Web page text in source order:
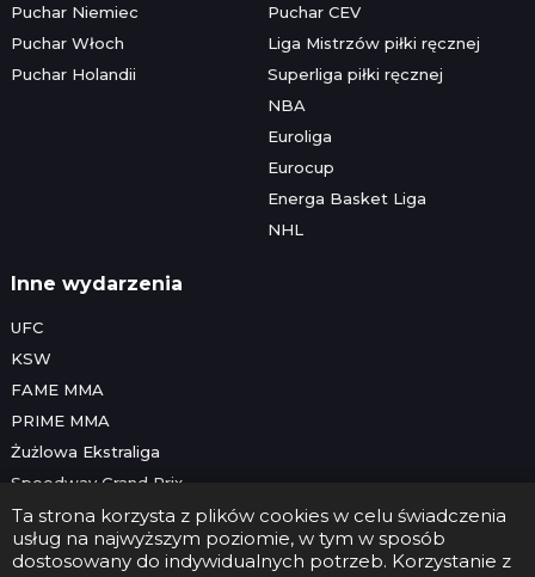
Ta strona korzysta z plików cookies w celu świadczenia
usług na najwyższym poziomie, w tym w sposób
dostosowany do indywidualnych potrzeb. Korzystanie z
Puchar Niemiec
Puchar Włoch
Puchar Holandii
Puchar CEV
Liga Mistrzów piłki ręcznej
Superliga piłki ręcznej
NBA
Euroliga
Eurocup
Energa Basket Liga
NHL
Inne wydarzenia
UFC
KSW
FAME MMA
PRIME MMA
Żużlowa Ekstraliga
Speedway Grand Prix
Skoki narciarskie